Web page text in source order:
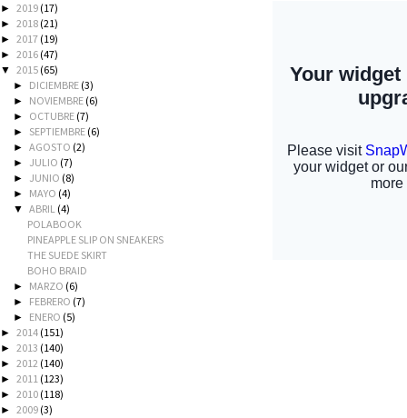
► 2019 (17)
► 2018 (21)
► 2017 (19)
► 2016 (47)
▼ 2015 (65)
► DICIEMBRE (3)
► NOVIEMBRE (6)
► OCTUBRE (7)
► SEPTIEMBRE (6)
►AGOSTO (2)
► JULIO (7)
► JUNIO (8)
► MAYO (4)
▼ABRIL (4)
POLABOOK
PINEAPPLE SLIP ON SNEAKERS
THE SUEDE SKIRT
BOHO BRAID
► MARZO (6)
► FEBRERO (7)
► ENERO (5)
► 2014 (151)
► 2013 (140)
► 2012 (140)
► 2011 (123)
► 2010 (118)
► 2009 (3)